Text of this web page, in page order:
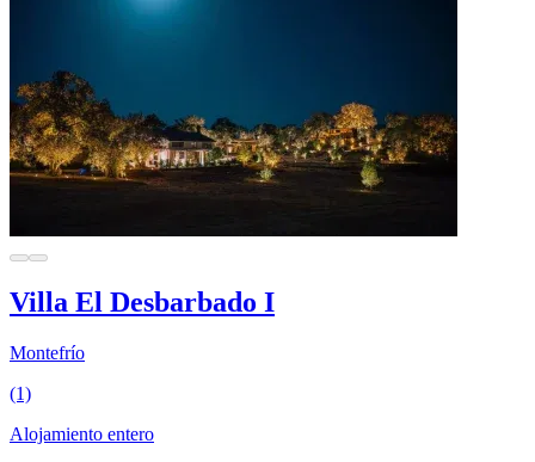
Villa El Desbarbado I
Montefrío
(1)
Alojamiento entero